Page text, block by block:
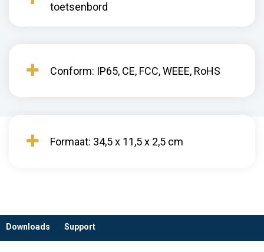
toetsenbord
Conform: IP65, CE, FCC, WEEE, RoHS
Formaat: 34,5 x 11,5 x 2,5 cm
Downloads Support